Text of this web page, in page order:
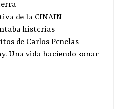
de la CINAIN
historias
de Carlos Penelas
Una vida haciendo sonar